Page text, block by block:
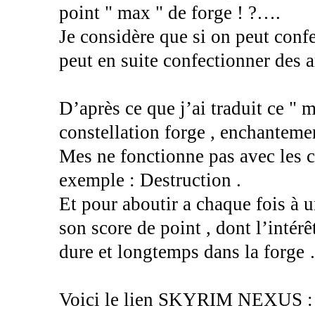
point " max " de forge ! ?….
Je considère que si on peut
peut en suite confectionner
D’après ce que j’ai traduit ce "
constellation forge ,
Mes ne fonctionne pas avec les
exemple : Destruction .
Et pour aboutir a chaque fois à
son score de point , dont
dure et longtemps dans la
Voici le lien SKYRIM NEXUS :